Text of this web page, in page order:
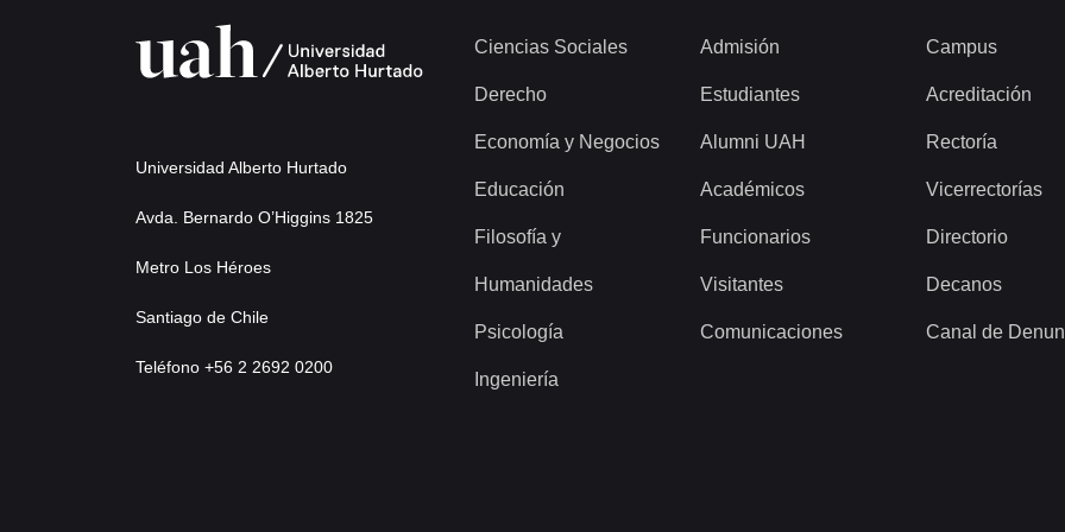
Universidad Alberto Hurtado
Avda. Bernardo O’Higgins 1825
Metro Los Héroes
Santiago de Chile
Teléfono +56 2 2692 0200
Ciencias Sociales
Derecho
Economía y Negocios
Educación
Filosofía y
Humanidades
Psicología
Ingeniería
Admisión
Estudiantes
Alumni UAH
Académicos
Funcionarios
Visitantes
Comunicaciones
Campus
Acreditación
Rectoría
Vicerrectorías
Directorio
Decanos
Canal de